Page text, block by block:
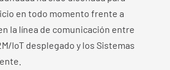
en todo momento frente a
la línea de comunicación entre
IoT desplegado y los Sistemas